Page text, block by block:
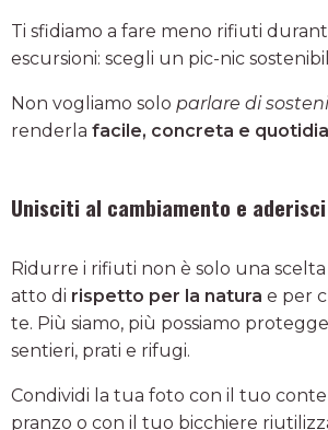
Ti sfidiamo a fare meno rifiuti
escursioni: scegli un pic-nic
Non vogliamo solo parlare di
renderla facile, concreta e
Unisciti al cambiamento e
Ridurre i rifiuti non è solo una
atto di rispetto per la natura e per
te. Più siamo, più possiamo
sentieri, prati e rifugi.
Condividi la tua foto con il tuo
pranzo o con il tuo bicchiere